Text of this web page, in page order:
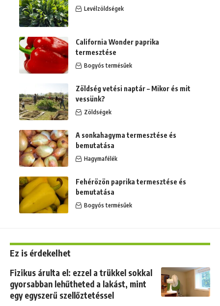
Levélzöldségek
California Wonder paprika
termesztése
Bogyós termésűek
Zöldség vetési naptár – Mikor és mit
vessünk?
Zöldségek
A sonkahagyma termesztése és
bemutatása
Hagymafélék
Fehérözön paprika termesztése és
bemutatása
Bogyós termésűek
Ez is érdekelhet
Fizikus árulta el: ezzel a trükkel sokkal
gyorsabban lehűtheted a lakást, mint
egy egyszerű szellőztetéssel